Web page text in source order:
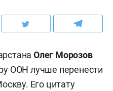
Олег Морозов
ООН лучше перенести
Его цитату